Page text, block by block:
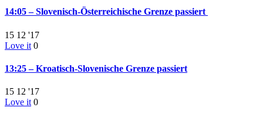
14:05 – Slovenisch-Österreichische Grenze passiert
15 12 '17
Love it 0
13:25 – Kroatisch-Slovenische Grenze passiert
15 12 '17
Love it 0